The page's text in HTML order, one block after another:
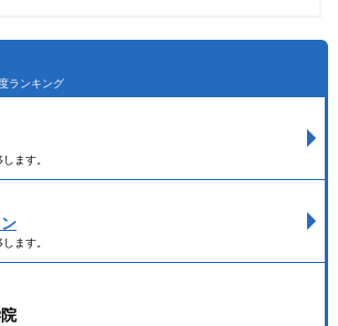
ランキング
ます。
ます。